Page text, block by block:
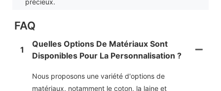
FAQ
1
Quelles Options De Matériaux Sont
Disponibles Pour La Personnalisation ?
Nous proposons une variété d'options de
matériaux, notamment le coton, la laine et